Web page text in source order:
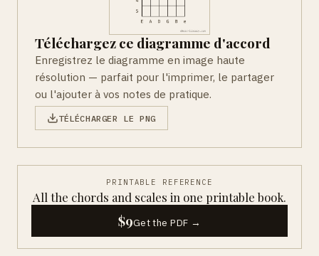
Téléchargez ce diagramme d'accord
Enregistrez le diagramme en image haute
résolution — parfait pour l'imprimer, le partager
ou l'ajouter à vos notes de pratique.
TÉLÉCHARGER LE PNG
PRINTABLE REFERENCE
All the chords and scales in one printable book.
$9Get the PDF →